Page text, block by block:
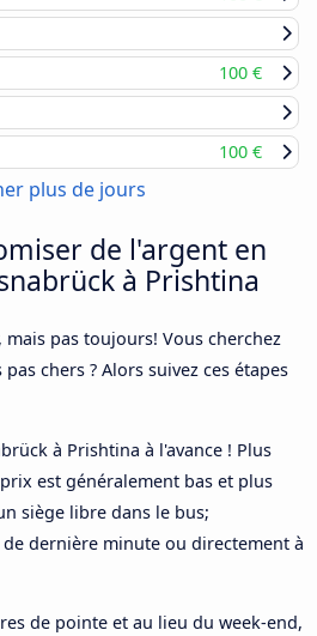
100 €
100 €
plus de jours
de l'argent en
à Prishtina
pas toujours! Vous cherchez
chers ? Alors suivez ces étapes
à Prishtina à l'avance ! Plus
est généralement bas et plus
siège libre dans le bus;
dernière minute ou directement à
de pointe et au lieu du week-end,